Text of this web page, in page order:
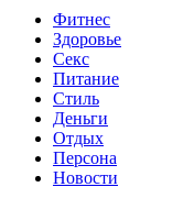
Фитнес
Здоровье
Секс
Питание
Стиль
Деньги
Отдых
Персона
Новости